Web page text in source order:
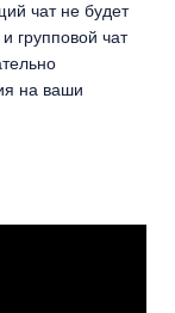
чат не будет
групповой чат
на ваши